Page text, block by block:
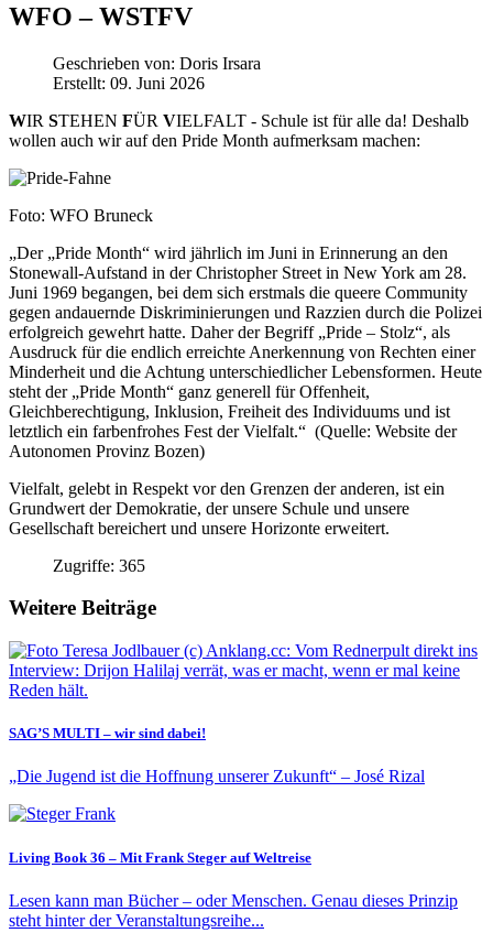
WFO – WSTFV
Geschrieben von: Doris Irsara
Erstellt: 09. Juni 2026
WIR STEHEN FÜR VIELFALT - Schule ist für alle da! Deshalb
wollen auch wir auf den Pride Month aufmerksam machen:
Foto: WFO Bruneck
„Der „Pride Month“ wird jährlich im Juni in Erinnerung an den
Stonewall-Aufstand in der Christopher Street in New York am 28.
Juni 1969 begangen, bei dem sich erstmals die queere Community
gegen andauernde Diskriminierungen und Razzien durch die Polizei
erfolgreich gewehrt hatte. Daher der Begriff „Pride – Stolz“, als
Ausdruck für die endlich erreichte Anerkennung von Rechten einer
Minderheit und die Achtung unterschiedlicher Lebensformen. Heute
steht der „Pride Month“ ganz generell für Offenheit,
Gleichberechtigung, Inklusion, Freiheit des Individuums und ist
letztlich ein farbenfrohes Fest der Vielfalt.“ (Quelle: Website der
Autonomen Provinz Bozen)
Vielfalt, gelebt in Respekt vor den Grenzen der anderen, ist ein
Grundwert der Demokratie, der unsere Schule und unsere
Gesellschaft bereichert und unsere Horizonte erweitert.
Zugriffe: 365
Weitere Beiträge
SAG’S MULTI – wir sind dabei!
„Die Jugend ist die Hoffnung unserer Zukunft“ – José Rizal
Living Book 36 – Mit Frank Steger auf Weltreise
Lesen kann man Bücher – oder Menschen. Genau dieses Prinzip
steht hinter der Veranstaltungsreihe...